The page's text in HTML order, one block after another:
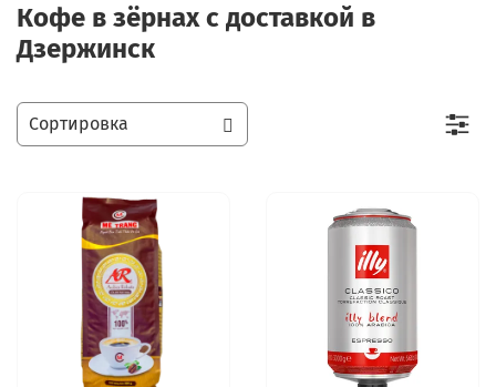
Кофе в зёрнах с доставкой в
Дзержинск